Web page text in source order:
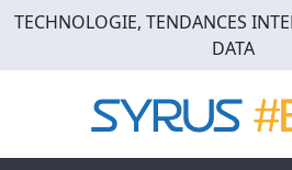
Skip
main
TECHNOLOGIE, TENDANCES
DATA